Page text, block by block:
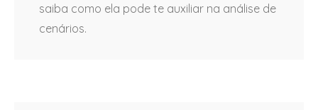
saiba como ela pode te auxiliar na análise de
cenários.